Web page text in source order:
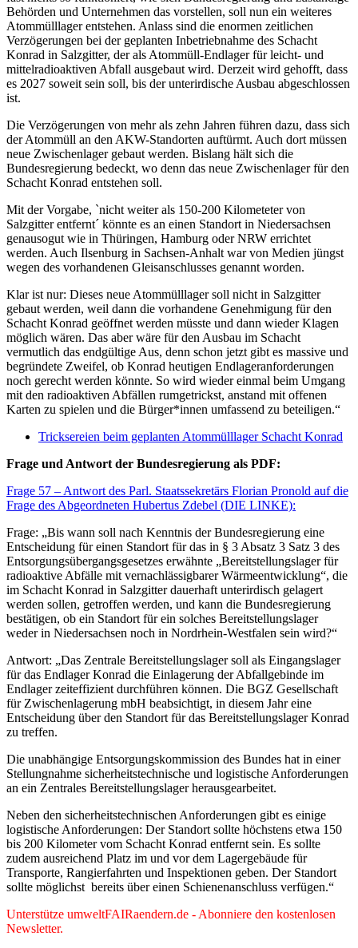
Behörden und Unternehmen das vorstellen, soll nun ein weiteres
Atommülllager entstehen. Anlass sind die enormen zeitlichen
Verzögerungen bei der geplanten Inbetriebnahme des Schacht
Konrad in Salzgitter, der als Atommüll-Endlager für leicht- und
mittelradioaktiven Abfall ausgebaut wird. Derzeit wird gehofft, dass
es 2027 soweit sein soll, bis der unterirdische Ausbau abgeschlossen
ist.
Die Verzögerungen von mehr als zehn Jahren führen dazu, dass sich
der Atommüll an den AKW-Standorten auftürmt. Auch dort müssen
neue Zwischenlager gebaut werden. Bislang hält sich die
Bundesregierung bedeckt, wo denn das neue Zwischenlager für den
Schacht Konrad entstehen soll.
Mit der Vorgabe, `nicht weiter als 150-200 Kilometeter von
Salzgitter entfernt´ könnte es an einen Standort in Niedersachsen
genausogut wie in Thüringen, Hamburg oder NRW errichtet
werden. Auch Ilsenburg in Sachsen-Anhalt war von Medien jüngst
wegen des vorhandenen Gleisanschlusses genannt worden.
Klar ist nur: Dieses neue Atommülllager soll nicht in Salzgitter
gebaut werden, weil dann die vorhandene Genehmigung für den
Schacht Konrad geöffnet werden müsste und dann wieder Klagen
möglich wären. Das aber wäre für den Ausbau im Schacht
vermutlich das endgültige Aus, denn schon jetzt gibt es massive und
begründete Zweifel, ob Konrad heutigen Endlageranforderungen
noch gerecht werden könnte. So wird wieder einmal beim Umgang
mit den radioaktiven Abfällen rumgetrickst, anstand mit offenen
Karten zu spielen und die Bürger*innen umfassend zu beteiligen.“
Tricksereien beim geplanten Atommülllager Schacht Konrad
Frage und Antwort der Bundesregierung als PDF:
Frage 57 – Antwort des Parl. Staatssekretärs Florian Pronold auf die
Frage des Abgeordneten Hubertus Zdebel (DIE LINKE):
Frage: „Bis wann soll nach Kenntnis der Bundesregierung eine
Entscheidung für einen Standort für das in § 3 Absatz 3 Satz 3 des
Entsorgungsübergangsgesetzes erwähnte „Bereitstellungslager für
radioaktive Abfälle mit vernachlässigbarer Wärmeentwicklung“, die
im Schacht Konrad in Salzgitter dauerhaft unterirdisch gelagert
werden sollen, getroffen werden, und kann die Bundesregierung
bestätigen, ob ein Standort für ein solches Bereitstellungslager
weder in Niedersachsen noch in Nordrhein-Westfalen sein wird?“
Antwort: „Das Zentrale Bereitstellungslager soll als Eingangslager
für das Endlager Konrad die Einlagerung der Abfallgebinde im
Endlager zeiteffizient durchführen können. Die BGZ Gesellschaft
für Zwischenlagerung mbH beabsichtigt, in diesem Jahr eine
Entscheidung über den Standort für das Bereitstellungslager Konrad
zu treffen.
Die unabhängige Entsorgungskommission des Bundes hat in einer
Stellungnahme sicherheitstechnische und logistische Anforderungen
an ein Zentrales Bereitstellungslager herausgearbeitet.
Neben den sicherheitstechnischen Anforderungen gibt es einige
logistische Anforderungen: Der Standort sollte höchstens etwa 150
bis 200 Kilometer vom Schacht Konrad entfernt sein. Es sollte
zudem ausreichend Platz im und vor dem Lagergebäude für
Transporte, Rangierfahrten und Inspektionen geben. Der Standort
sollte möglichst bereits über einen Schienenanschluss verfügen.“
Unterstütze umweltFAIRaendern.de - Abonniere den kostenlosen
Newsletter.